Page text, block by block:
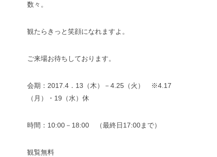
数々。
観たらきっと笑顔になれますよ。
ご来場お待ちしております。
会期：2017.4．13（木）－4.25（火） ※4.17
（月）・19（水）休
時間：10:00－18:00 （最終日17:00まで）
観覧無料